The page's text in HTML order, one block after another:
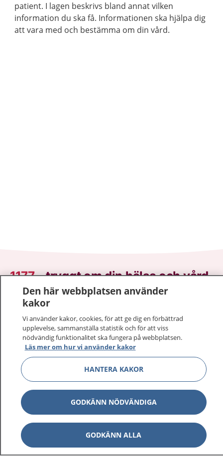
patient. I lagen beskrivs bland annat vilken
information du ska få. Informationen ska hjälpa dig
att vara med och bestämma om din vård.
1177–tryggt om din hälsa och vård
På 1177.se får du råd om hälsa och information om
Logga in för att läsa din journal och göra dina
vårdärenden. Ring telefonnummer 1177 för
sjukvårdsrådgivning dygnet runt.
1177 ger dig råd när du vill må bättre.
1177 på flera språk Visa
Om 1177 Visa
Den här webbplatsen använder
kakor
Vi använder kakor, cookies, för att ge dig en förbättrad
upplevelse, sammanställa statistik och för att viss
nödvändig funktionalitet ska fungera på webbplatsen.
Läs mer om hur vi använder kakor
HANTERA KAKOR
GODKÄNN NÖDVÄNDIGA
GODKÄNN ALLA